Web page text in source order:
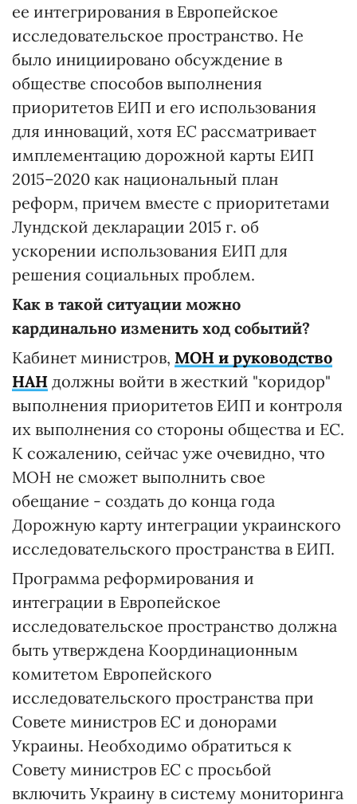
ее интегрирования в Европейское
исследовательское пространство. Не
было инициировано обсуждение в
обществе способов выполнения
приоритетов ЕИП и его использования
для инноваций, хотя ЕС рассматривает
имплементацию дорожной карты ЕИП
2015–2020 как национальный план
реформ, причем вместе с приоритетами
Лундской декларации 2015 г. об
ускорении использования ЕИП для
решения социальных проблем.
Как в такой ситуации можно
кардинально изменить ход событий?
Кабинет министров, МОН и руководство
НАН должны войти в жесткий "коридор"
выполнения приоритетов ЕИП и контроля
их выполнения со стороны общества и ЕС.
К сожалению, сейчас уже очевидно, что
МОН не сможет выполнить свое
обещание - создать до конца года
Дорожную карту интеграции украинского
исследовательского пространства в ЕИП.
Программа реформирования и
интеграции в Европейское
исследовательское пространство должна
быть утверждена Координационным
комитетом Европейского
исследовательского пространства при
Совете министров ЕС и донорами
Украины. Необходимо обратиться к
Совету министров ЕС с просьбой
включить Украину в систему мониторинга